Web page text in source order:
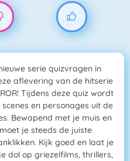
serie quizvragen in
aflevering van de hitserie
Tijdens deze quiz wordt
en personages uit de
Bewapend met je muis en
je steeds de juiste
Kijk goed en laat je
dol op griezelfilms, thrillers,